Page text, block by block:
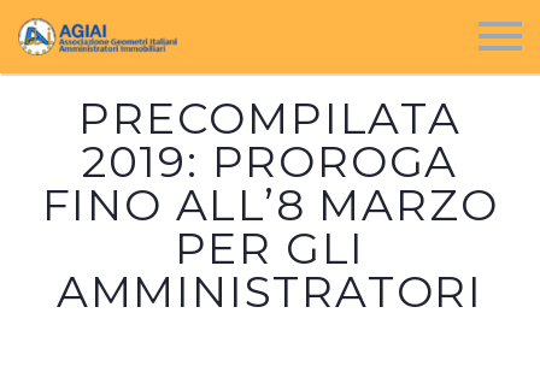
PRECOMPILATA
2019: PROROGA
FINO ALL’8 MARZO
PER GLI
AMMINISTRATORI